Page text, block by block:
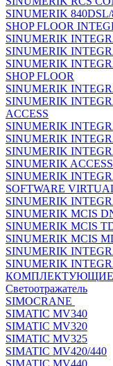
SINUMERIK 840DSL/
SHOP FLOOR
SINUMERIK
SINUMERIK
SINUMERIK
SHOP FLOOR
SINUMERIK
SINUMERIK
ACCESS
SINUMERIK
SINUMERIK
SINUMERIK
SINUMERIK
SINUMERIK
SOFTWARE
SINUMERIK
SINUMERIK MCIS
SINUMERIK MCIS
SINUMERIK MCIS
SINUMERIK
SINUMERIK
КОМПЛЕКТУЮЩИЕ
Светоотражатель
SIMOCRANE
SIMATIC MV340
SIMATIC MV320
SIMATIC MV325
SIMATIC MV420/440
SIMATIC MV440